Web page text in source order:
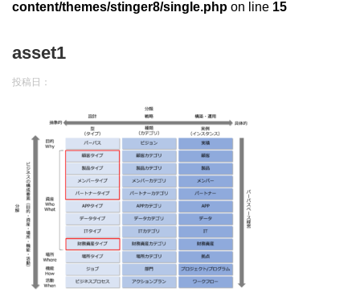
content/themes/stinger8/single.php on line 15
asset1
投稿日：